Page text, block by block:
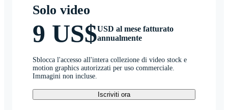
Solo video
9 US$USD al mese fatturato
annualmente
Sblocca l'accesso all'intera collezione di video stock e
motion graphics autorizzati per uso commerciale.
Immagini non incluse.
Iscriviti ora